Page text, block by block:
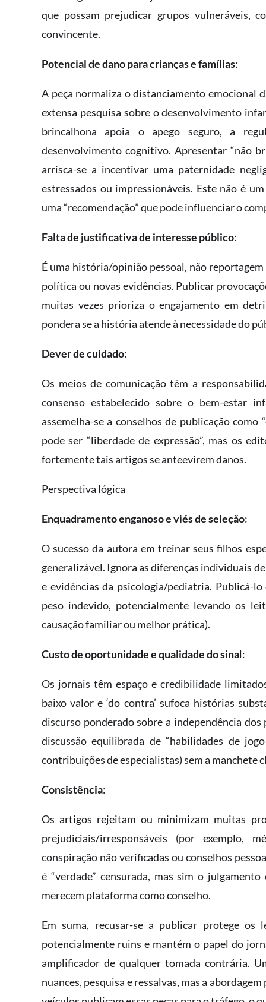
que possam prejudicar grupos vulneráveis,
convincente.
Potencial de dano para crianças e famílias:
A peça normaliza o distanciamento emocional
extensa pesquisa sobre o desenvolvimento
brincalhona apoia o apego seguro, a
desenvolvimento cognitivo. Apresentar “não
arrisca-se a incentivar uma paternidade
estressados ou impressionáveis. Este não é
uma “recomendação” que pode influenciar o
Falta de justificativa de interesse público:
É uma história/opinião pessoal, não
política ou novas evidências. Publicar
muitas vezes prioriza o engajamento em
pondera se a história atende à necessidade do
Dever de cuidado:
Os meios de comunicação têm a
consenso estabelecido sobre o bem-estar
assemelha-se a conselhos de publicação como
pode ser “liberdade de expressão”, mas os
fortemente tais artigos se anteevirem danos.
Perspectiva lógica
Enquadramento enganoso e viés de seleção:
O sucesso da autora em treinar seus filhos
generalizável. Ignora as diferenças individuais
e evidências da psicologia/pediatria. Publicá-
peso indevido, potencialmente levando os
causação familiar ou melhor prática).
Custo de oportunidade e qualidade do sinal:
Os jornais têm espaço e credibilidade
baixo valor e ‘do contra’ sufoca histórias
discurso ponderado sobre a independência
discussão equilibrada de “habilidades de
contribuições de especialistas) sem a manchete
Consistência:
Os artigos rejeitam ou minimizam muitas
prejudiciais/irresponsáveis (por exemplo,
conspiração não verificadas ou conselhos
é “verdade” censurada, mas sim o
merecem plataforma como conselho.
Em suma, recusar-se a publicar protege os
potencialmente ruins e mantém o papel do
amplificador de qualquer tomada contrária.
nuances, pesquisa e ressalvas, mas a